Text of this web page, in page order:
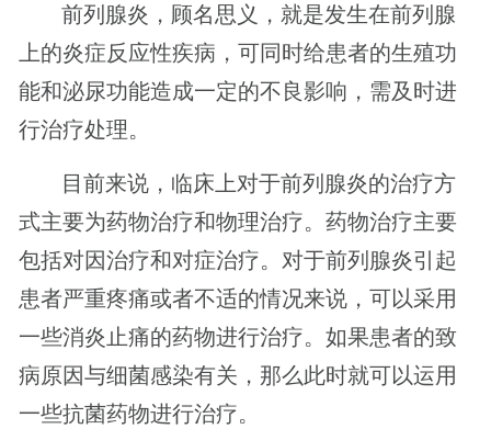
前列腺炎，顾名思义，就是发生在前列腺
上的炎症反应性疾病，可同时给患者的生殖功
能和泌尿功能造成一定的不良影响，需及时进
行治疗处理。
目前来说，临床上对于前列腺炎的治疗方
式主要为药物治疗和物理治疗。药物治疗主要
包括对因治疗和对症治疗。对于前列腺炎引起
患者严重疼痛或者不适的情况来说，可以采用
一些消炎止痛的药物进行治疗。如果患者的致
病原因与细菌感染有关，那么此时就可以运用
一些抗菌药物进行治疗。